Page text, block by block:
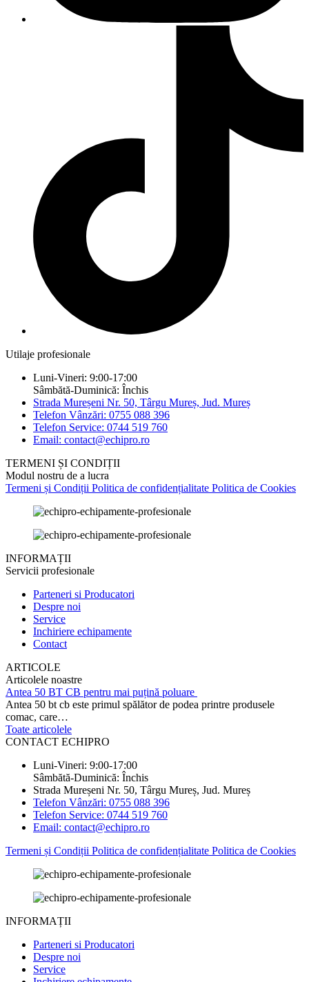
Utilaje profesionale
Luni-Vineri: 9:00-17:00
Sâmbătă-Duminică: Închis
Strada Mureșeni Nr. 50, Târgu Mureș, Jud. Mureș
Telefon Vânzări: 0755 088 396
Telefon Service: 0744 519 760
Email: contact@echipro.ro
TERMENI ȘI CONDIȚII
Modul nostru de a lucra
Termeni și Condiții Politica de confidențialitate Politica de Cookies
INFORMAȚII
Servicii profesionale
Parteneri si Producatori
Despre noi
Service
Inchiriere echipamente
Contact
ARTICOLE
Articolele noastre
Antea 50 BT CB pentru mai puțină poluare
Antea 50 bt cb este primul spălător de podea printre produsele
comac, care…
Toate articolele
CONTACT ECHIPRO
Luni-Vineri: 9:00-17:00
Sâmbătă-Duminică: Închis
Strada Mureșeni Nr. 50, Târgu Mureș, Jud. Mureș
Telefon Vânzări: 0755 088 396
Telefon Service: 0744 519 760
Email: contact@echipro.ro
Termeni și Condiții Politica de confidențialitate Politica de Cookies
INFORMAȚII
Parteneri si Producatori
Despre noi
Service